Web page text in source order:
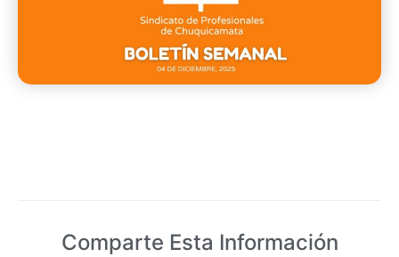
Comparte Esta Información